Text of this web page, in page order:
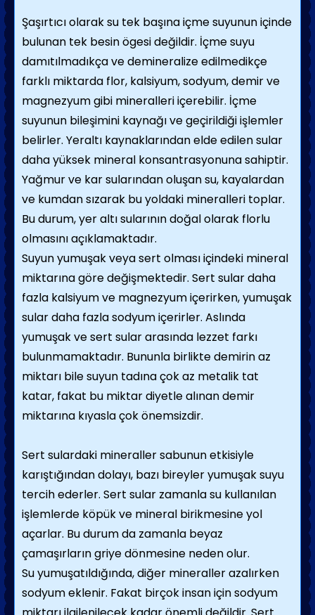
Şaşırtıcı olarak su tek başına içme suyunun içinde
bulunan tek besin ögesi değildir. İçme suyu
damıtılmadıkça ve demineralize edilmedikçe
farklı miktarda flor, kalsiyum, sodyum, demir ve
magnezyum gibi mineralleri içerebilir. İçme
suyunun bileşimini kaynağı ve geçirildiği işlemler
belirler. Yeraltı kaynaklarından elde edilen sular
daha yüksek mineral konsantrasyonuna sahiptir.
Yağmur ve kar sularından oluşan su, kayalardan
ve kumdan sızarak bu yoldaki mineralleri toplar.
Bu durum, yer altı sularının doğal olarak florlu
olmasını açıklamaktadır.
Suyun yumuşak veya sert olması içindeki mineral
miktarına göre değişmektedir. Sert sular daha
fazla kalsiyum ve magnezyum içerirken, yumuşak
sular daha fazla sodyum içerirler. Aslında
yumuşak ve sert sular arasında lezzet farkı
bulunmamaktadır. Bununla birlikte demirin az
miktarı bile suyun tadına çok az metalik tat
katar, fakat bu miktar diyetle alınan demir
miktarına kıyasla çok önemsizdir.
Sert sulardaki mineraller sabunun etkisiyle
karıştığından dolayı, bazı bireyler yumuşak suyu
tercih ederler. Sert sular zamanla su kullanılan
işlemlerde köpük ve mineral birikmesine yol
açarlar. Bu durum da zamanla beyaz
çamaşırların griye dönmesine neden olur.
Su yumuşatıldığında, diğer mineraller azalırken
sodyum eklenir. Fakat birçok insan için sodyum